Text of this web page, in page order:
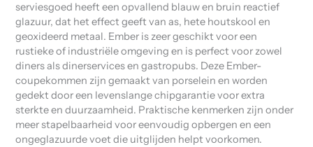
serviesgoed heeft een opvallend blauw en bruin reactief
glazuur, dat het effect geeft van as, hete houtskool en
geoxideerd metaal. Ember is zeer geschikt voor een
rustieke of industriële omgeving en is perfect voor zowel
diners als dinerservices en gastropubs. Deze Ember-
coupekommen zijn gemaakt van porselein en worden
gedekt door een levenslange chipgarantie voor extra
sterkte en duurzaamheid. Praktische kenmerken zijn onder
meer stapelbaarheid voor eenvoudig opbergen en een
ongeglazuurde voet die uitglijden helpt voorkomen.